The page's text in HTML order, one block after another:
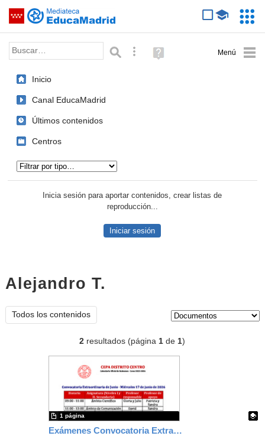
Saltar navegación
Palabra o frase: Búsqueda avanzada
Ayuda
(en
Inicio
Canal EducaMadrid
Últimos contenidos
Centros
Inicia sesión para aportar contenidos, crear listas de
reproducción...
Iniciar sesión
Alejandro T.
Todos los contenidos
2 resultados (página1 de1)
Exámenes Convocatoria Extraordinaria. Curso 2025-26
1 página